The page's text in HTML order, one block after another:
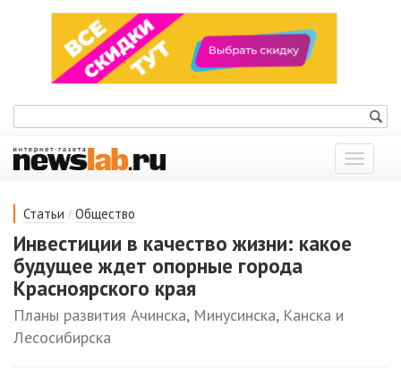
Показать
меню
Статьи / Общество
Инвестиции в качество жизни: какое
будущее ждет опорные города
Красноярского края
Планы развития Ачинска, Минусинска, Канска и
Лесосибирска